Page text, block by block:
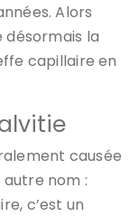
Alors
désormais la
capillaire en
causée
autre nom :
c’est un